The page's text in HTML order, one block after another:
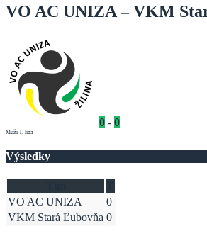
VO AC UNIZA – VKM
0 - 0
Muži 1. liga
Výsledky
VO AC UNIZA
0
VKM Stará Ľubovňa 0